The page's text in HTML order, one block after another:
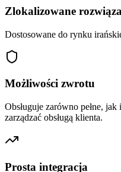
Zlokalizowane
Dostosowane do rynku
Możliwości zwrotu
Obsługuje zarówno pełne,
zarządzać obsługą klienta.
Prosta integracja